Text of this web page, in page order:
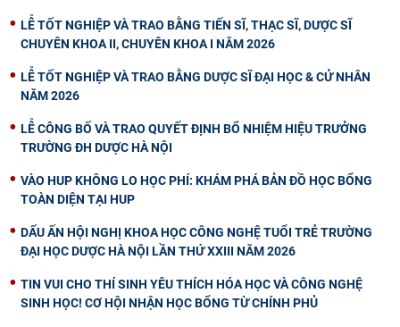
LỄ TỐT NGHIỆP VÀ TRAO BẰNG TIẾN SĨ, THẠC SĨ, DƯỢC SĨ
CHUYÊN KHOA II, CHUYÊN KHOA I NĂM 2026
LỄ TỐT NGHIỆP VÀ TRAO BẰNG DƯỢC SĨ ĐẠI HỌC & CỬ NHÂN
NĂM 2026
LỄ CÔNG BỐ VÀ TRAO QUYẾT ĐỊNH BỔ NHIỆM HIỆU TRƯỞNG
TRƯỜNG ĐH DƯỢC HÀ NỘI
VÀO HUP KHÔNG LO HỌC PHÍ: KHÁM PHÁ BẢN ĐỒ HỌC BỔNG
TOÀN DIỆN TẠI HUP
DẤU ẤN HỘI NGHỊ KHOA HỌC CÔNG NGHỆ TUỔI TRẺ TRƯỜNG
ĐẠI HỌC DƯỢC HÀ NỘI LẦN THỨ XXIII NĂM 2026
TIN VUI CHO THÍ SINH YÊU THÍCH HÓA HỌC VÀ CÔNG NGHỆ
SINH HỌC! CƠ HỘI NHẬN HỌC BỔNG TỪ CHÍNH PHỦ